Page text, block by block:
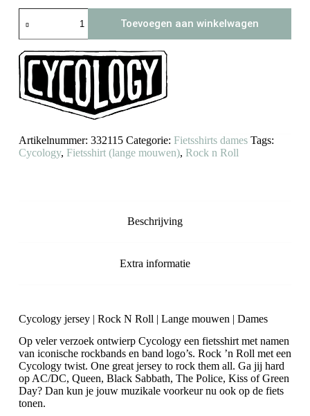
Cycology
fietsshirt
Rock
N
Roll
(lange
mouwen)
aantal
Toevoegen aan winkelwagen
Artikelnummer: 332115 Categorie: Fietsshirts dames Tags:
Cycology, Fietsshirt (lange mouwen), Rock n Roll
Beschrijving
Extra informatie
Cycology jersey | Rock N Roll | Lange mouwen | Dames
Op veler verzoek ontwierp Cycology een fietsshirt met namen
van iconische rockbands en band logo’s. Rock ’n Roll met een
Cycology twist. One great jersey to rock them all. Ga jij hard
op AC/DC, Queen, Black Sabbath, The Police, Kiss of Green
Day? Dan kun je jouw muzikale voorkeur nu ook op de fiets
tonen.